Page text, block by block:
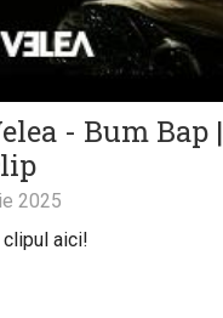
- Bum Bap |
2025
aici!